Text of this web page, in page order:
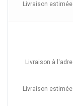
Livraison
Livraison à
Livraison